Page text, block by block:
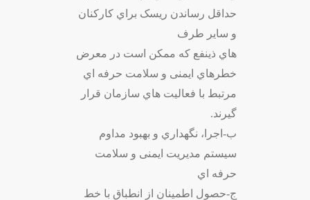
حداقل رساندن ریسک براي کارکنان
و سایر طرف
هاي ذینفع که ممکن است در معرض
خطرهاي ایمنی و سلامت حرفه اي
مرتبط با فعالیت هاي سازمان قرار
گیرند.
ب-اجرا، نگهداري و بهبود مداوم
سیستم مدیریت ایمنی و سلامت
حرفه اي
ج-حصول اطمینان از انطباق با خط